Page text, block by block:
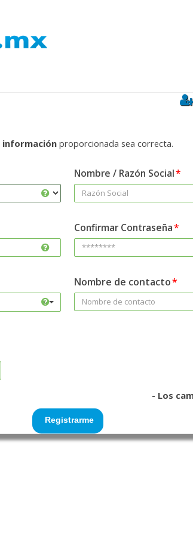
información proporcionada sea correcta.
Nombre / Razón Social
Confirmar Contraseña
×
Nombre de contacto
- Los
Registrarme